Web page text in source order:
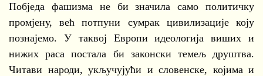
Побједа фашизма не би значила само политичку
промјену, већ потпуни сумрак цивилизације коју
познајемо. У таквој Европи идеологија виших и
нижих раса постала би законски темељ друштва.
Читави народи, укључујући и словенске, којима и